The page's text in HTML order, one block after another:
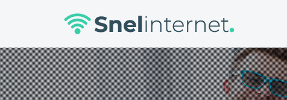
Skip
to
content